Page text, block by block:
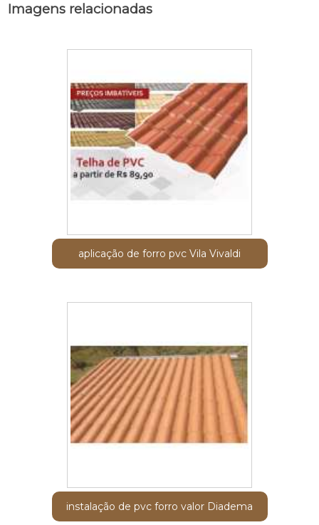
Imagens relacionadas
aplicação de forro pvc Vila Vivaldi
instalação de pvc forro valor Diadema